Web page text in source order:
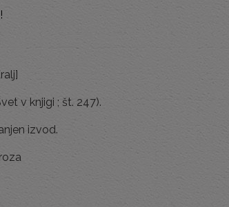
!
v knjigi ; št. 247).
izvod.